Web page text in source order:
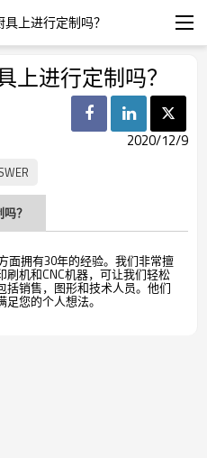
上进行定制吗？
上进行定制吗？
2020/12/9
？
面拥有30年的经验。我们非常擅
机和CNC机器，可让我们轻松
括销售，图形和技术人员。他们
您的个人想法。